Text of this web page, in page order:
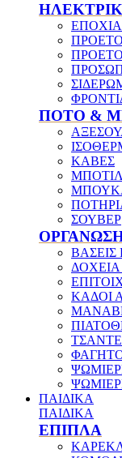
ΠΟΤΟ &
ΚΑΒΕΣ
ΣΟΥΒΕΡ
ΚΑΔΟΙ
ΠΑΙΔΙΚΑ
ΠΑΙΔΙΚΑ
ΕΠΙΠΛΑ